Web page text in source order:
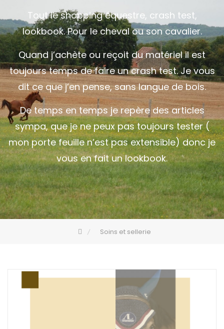
Tout le shopping équestre, crash test,
lookbook. Pour le cheval ou son cavalier.
Quand j’achète ou reçoit du matériel il est
toujours temps de faire un crash test. Je vous
dit ce que j’en pense, sans langue de bois.
De temps en temps je repère des articles
sympa, que je ne peux pas toujours tester (
mon porte feuille n’est pas extensible) donc je
vous en fait un lookbook.
Soins et sellerie